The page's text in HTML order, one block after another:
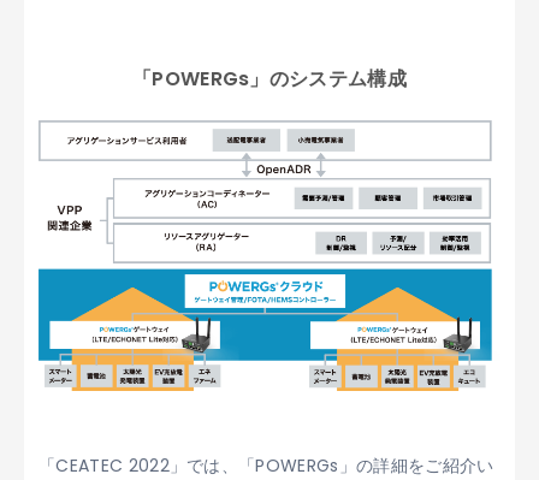
「POWERGs」のシステム構成
「CEATEC 2022」では、「POWERGs」の詳細をご紹介い